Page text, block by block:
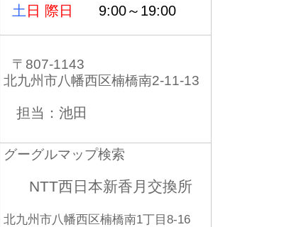
土 日 際日 9:00～19:00
〒807-1143
北九州市八幡西区楠橋南2-11-13
担当：池田
グーグルマップ検索
NTT西日本新香月交換所
北九州市八幡西区楠橋南1丁目8-16